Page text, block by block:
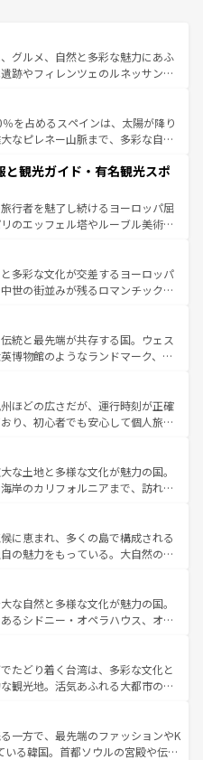
グルメ、自然と多彩な魅力にあふ
跡やフィレンツェのルネッサンス
い田園風景やアマルフィ海岸の絶
せない。観光の合間には、本場の
のイタリア料理を堪能することも
、忘れられない旅をしてみよう！
報は
を占めるスペインは、太陽が降り
なピレネー山脈まで、多彩な自然
、情熱的なフラメンコ、熱気あふ
いタパスが生活の一部となってい
練された雰囲気や、バルセロナの
、地方では古代ローマ遺跡や中世
や気候が異なるスペインはその個
性で訪れる人を魅了する。 なお、新着のスペイン情報は コ
ほしい。
と観光ガイド・有名観光スポ
行者を魅了し続けるヨーロッパ屈
のエッフェル塔やルーブル美術館
ている。華麗な宮殿、歴史的な大
して豊かな自然が、訪れる者を心
ランスは美食の国としても知ら
地であるランス、プロヴァンスの
ど、多彩な楽しみ方が可能だ。さ
も魅力が溢れており、どの街角に
れぞれで全く異なる文化を体験で
なお、新着のフランス情報はコンテンツ一覧
多彩な文化が交差するヨーロッパ
世の街並みが残るロマンチック街
を歩いても飽きることがない。ベ
イエルン州のアルプスの絶景、そ
ン畑といった風景は必見。ビール
してほしい。 なお、新着の
一覧を参照してほしい。
統と最先端が共存する国。ウェス
博物館のようなランドマーク、歴
ある。また、優雅なアフタヌーン
たまらない英国パブ、サッカー観
できる体験も豊富。イギリスを旅
い。
ほどの広さだが、運行時刻が正確
り、初心者でも安心して個人旅行
や、スイスならではのユニークな
観光だけでなく町歩きも満喫する
得が高いため物価も高いが、旅行
しむこともできる。 なお、新
ンツ一覧 を参照してほしい。
な土地と多様な文化が魅力の国。
岸のカリフォルニアまで、訪れる
光、ショッピング、エンターテイ
的なスポットだ。一方、アメリカ
、グランドキャニオンやイエロー
は、音楽と美食が融合した独特の
メリカの各地域で異なる魅力を楽
と豊かな歴史を感じることができ
、新着のアメリカ
を参照してほしい。
に恵まれ、多くの島で構成される
の魅力をもっている。大自然の神
た、定番の観光地といえばオアフ
めるならマウイ島やカウアイ島が
リーンに輝く海をはじめ、豊かな
れる人々を迎えてくれるハワイの
フードやハワイアンミュージッ
など、すべてがハワイの魅力を彩
着のハワイ情報
してほしい。
な自然と多様な文化が魅力の国。
るシドニー・オペラハウス、オー
にそびえるウルル（エアーズロッ
い原生林やケアンズの熱帯雨林な
。また、カフェやワイン、オージ
充実しており、サーフィンやダイ
、アウトドア好きにはたまらな
彩な魅力を存分に味わいつくそ
たどり着く台湾は、多彩な文化と
観光地。活気あふれる大都市の台
である台湾東部など、都市の喧騒
ており、訪れる人に新しい発見と
。また、奥深い台湾の食文化も魅
一方で、最先端のファッションやK
る韓国。首都ソウルの宮殿や伝統